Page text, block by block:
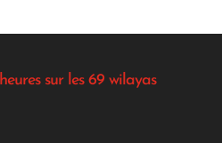
sur les 69 wilayas